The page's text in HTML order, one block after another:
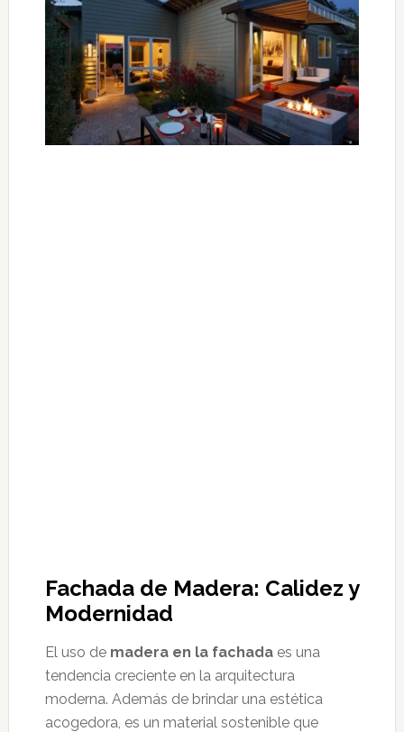
Fachada de Madera: Calidez y
Modernidad
El uso de madera en la fachadaes una
tendencia creciente en la arquitectura
moderna. Además de brindar una estética
acogedora, es un material sostenible que